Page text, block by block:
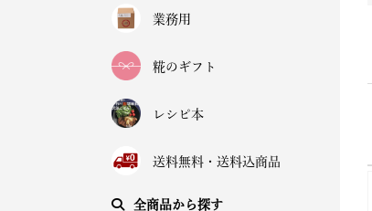
業務用
糀のギフト
レシピ本
送料無料・送料込商品
全商品から探す